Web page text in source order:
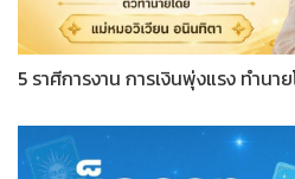
5 ราศีการงาน การเงินพุ่งแรง ทำน